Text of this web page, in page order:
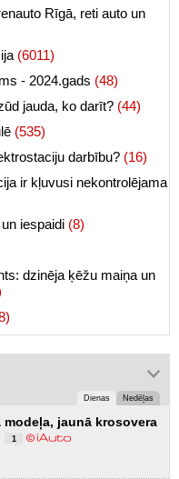
Rīgā, reti auto un
(6011)
- 2024.gads (48)
jauda, ko darīt? (44)
(535)
darbību? (16)
ir kļuvusi nekontrolējama
iespaidi (8)
dzinēja ķēžu maiņa un
Dienas Nedēļas
jaunā krosovera
1